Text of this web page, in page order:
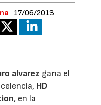
17/06/2013
alvarez gana el
HD
, en la